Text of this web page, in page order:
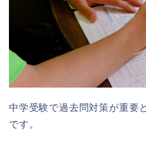
中学受験で過去問対策が重要
です。